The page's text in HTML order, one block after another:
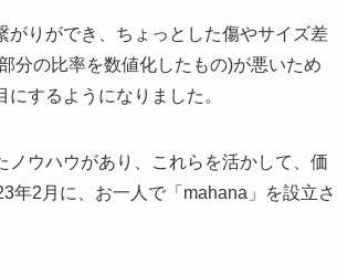
りができ、ちょっとした傷やサイズ差
分の比率を数値化したもの)が悪いため
するようになりました。
ウハウがあり、これらを活かして、価
年2月に、お一人で「mahana」を設立さ